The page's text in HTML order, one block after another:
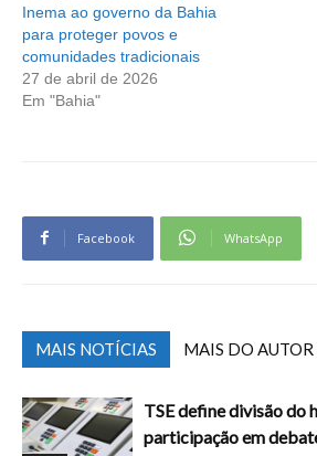
Inema ao governo da Bahia
para proteger povos e
comunidades tradicionais
27 de abril de 2026
Em "Bahia"
Facebook WhatsApp
MAIS NOTÍCIAS MAIS DO AUTOR
TSE define divisão do
participação em